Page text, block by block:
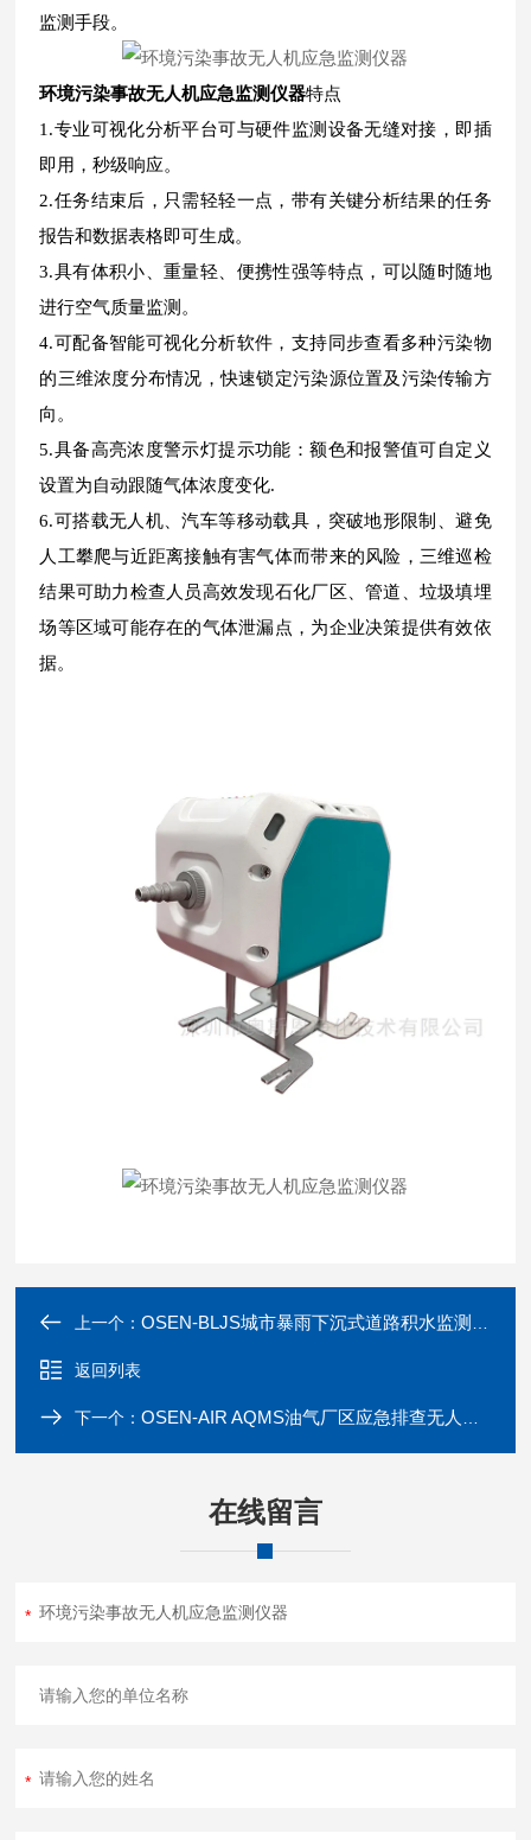
监测手段。
环境污染事故无人机应急监测仪器特点
1.专业可视化分析平台可与硬件监测设备无缝对接，即插
即用，秒级响应。
2.任务结束后，只需轻轻一点，带有关键分析结果的任务
报告和数据表格即可生成。
3.具有体积小、重量轻、便携性强等特点，可以随时随地
进行空气质量监测。
4.可配备智能可视化分析软件，支持同步查看多种污染物
的三维浓度分布情况，快速锁定污染源位置及污染传输方
向。
5.具备高亮浓度警示灯提示功能：额色和报警值可自定义
设置为自动跟随气体浓度变化.
6.可搭载无人机、汽车等移动载具，突破地形限制、避免
人工攀爬与近距离接触有害气体而带来的风险，三维巡检
结果可助力检查人员高效发现石化厂区、管道、垃圾填埋
场等区域可能存在的气体泄漏点，为企业决策提供有效依
据。
上一个：OSEN-BLJS城市暴雨下沉式道路积水监测报警系统
返回列表
下一个：OSEN-AIR AQMS油气厂区应急排查无人机大气溯源监测系统
在线留言